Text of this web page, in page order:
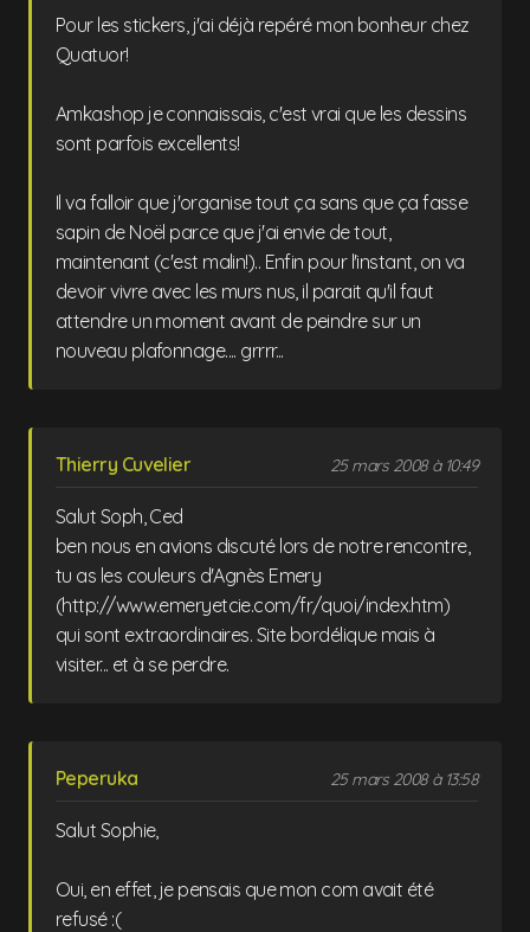
Pour les stickers, j'ai déjà repéré mon bonheur chez
Quatuor!
Amkashop je connaissais, c'est vrai que les dessins
sont parfois excellents!
Il va falloir que j'organise tout ça sans que ça fasse
sapin de Noël parce que j'ai envie de tout,
maintenant (c'est malin!).. Enfin pour l'instant, on va
devoir vivre avec les murs nus, il parait qu'il faut
attendre un moment avant de peindre sur un
nouveau plafonnage.... grrrr...
Thierry Cuvelier 25 mars 2008 à 10:49
Salut Soph, Ced
ben nous en avions discuté lors de notre rencontre,
tu as les couleurs d'Agnès Emery
(http://www.emeryetcie.com/fr/quoi/index.htm)
qui sont extraordinaires. Site bordélique mais à
visiter... et à se perdre.
Peperuka 25 mars 2008 à 13:58
Salut Sophie,
Oui, en effet, je pensais que mon com avait été
refusé :(